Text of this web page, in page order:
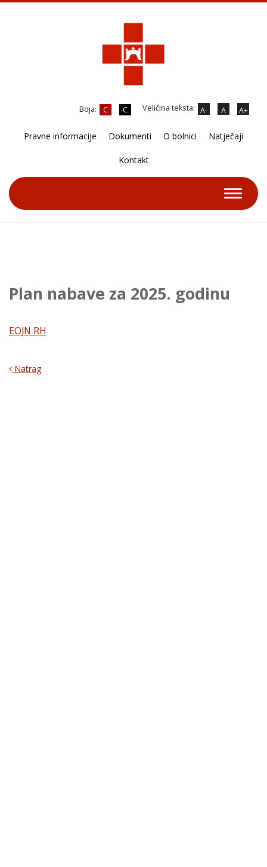
C C
Boja: A- A A+
Veličina teksta:
Pravne informacije Dokumenti O bolnici Natječaji
Kontakt
Plan nabave za 2025. godinu
EOJN RH
Natrag